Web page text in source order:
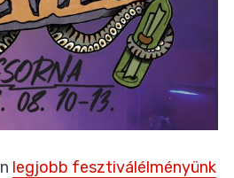
legjobb fesztiválélményünk